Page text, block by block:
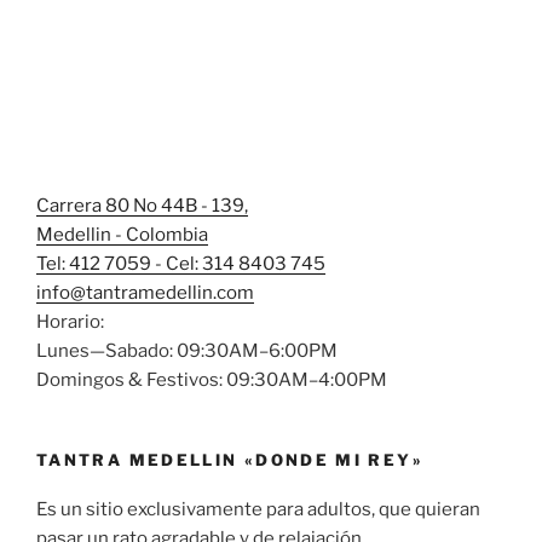
Carrera 80 No 44B - 139,
Medellin - Colombia
Tel: 412 7059 - Cel: 314 8403 745
info@tantramedellin.com
Horario:
Lunes—Sabado: 09:30AM–6:00PM
Domingos & Festivos: 09:30AM–4:00PM
TANTRA MEDELLIN «DONDE MI REY»
Es un sitio exclusivamente para adultos, que quieran